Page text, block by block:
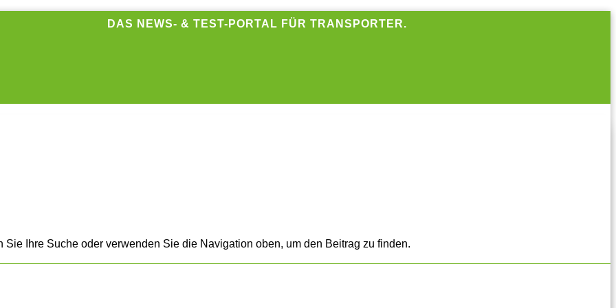
DAS NEWS- & TEST-PORTAL FÜR TRANSPORTER.
Ihre Suche oder verwenden Sie die Navigation oben, um den Beitrag zu finden.